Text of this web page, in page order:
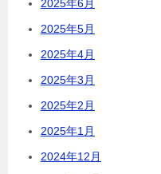
2025年6月
2025年5月
2025年4月
2025年3月
2025年2月
2025年1月
2024年12月